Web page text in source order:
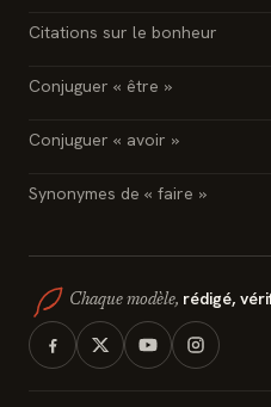
Citations sur le bonheur
Conjuguer « être »
Conjuguer « avoir »
Synonymes de « faire »
Chaque modèle, rédigé,